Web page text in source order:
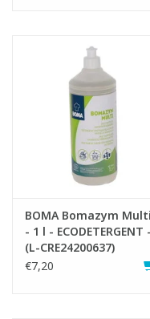
BOMA Bomazym Multi
- 1 l - ECODETERGENT -
(L-CRE24200637)
€7,20